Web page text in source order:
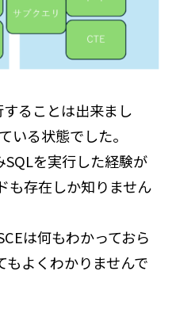
ることは出来まし
いる状態でした。
を実行した経験が
も存在しか知りません
は何もわかっておら
もよくわかりませんで